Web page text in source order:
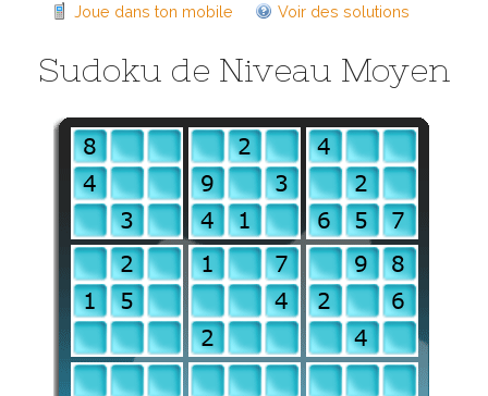
Joue dans ton mobile
Voir des solutions
Sudoku de Niveau Moyen